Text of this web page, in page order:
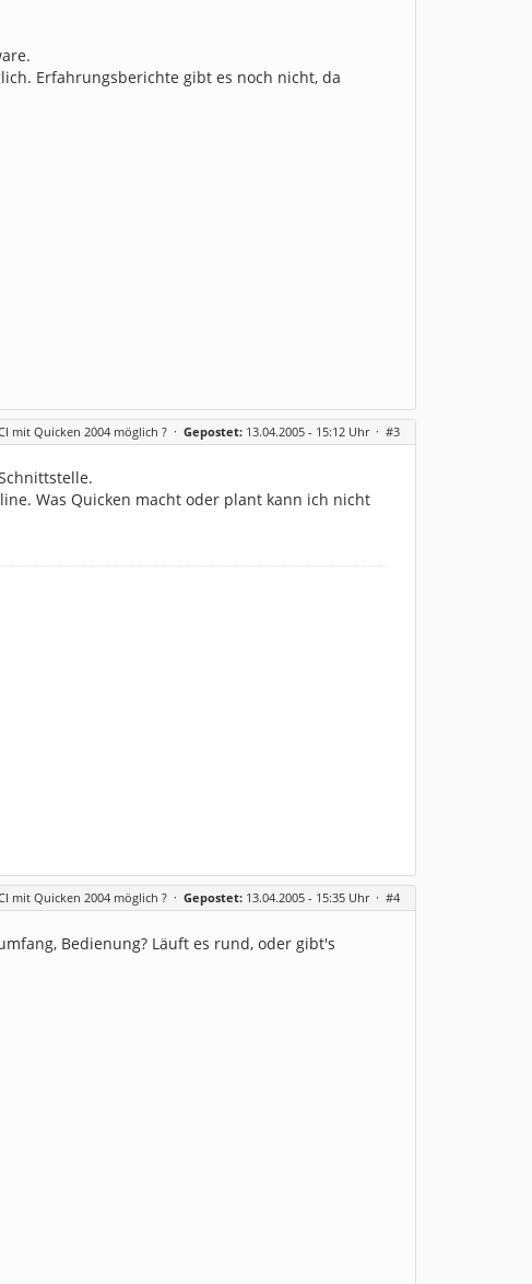
Erfahrungsberichte gibt es noch nicht, da
mit Quicken 2004 möglich ? · Gepostet: 13.04.2005 - 15:12 Uhr · #3
Was Quicken macht oder plant kann ich nicht
mit Quicken 2004 möglich ? · Gepostet: 13.04.2005 - 15:35 Uhr · #4
Bedienung? Läuft es rund, oder gibt's